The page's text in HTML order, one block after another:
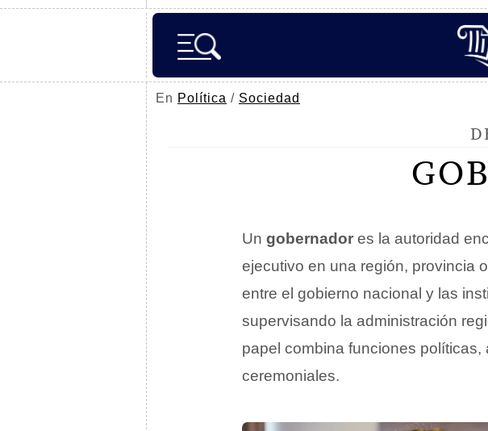
En Política / Sociedad
Un gobernador es la autoridad
ejecutivo en una región, provincia
entre el gobierno nacional y las
supervisando la administración
papel combina funciones
ceremoniales.